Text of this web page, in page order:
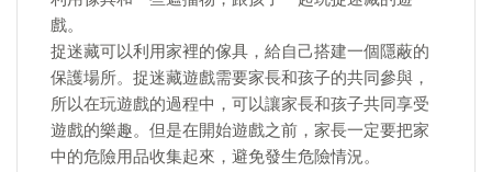
戲。
捉迷藏可以利用家裡的傢具，給自己搭建一個隱蔽的
保護場所。捉迷藏遊戲需要家長和孩子的共同參與，
所以在玩遊戲的過程中，可以讓家長和孩子共同享受
遊戲的樂趣。但是在開始遊戲之前，家長一定要把家
中的危險用品收集起來，避免發生危險情況。